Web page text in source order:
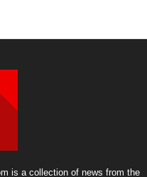
is a collection of news from the